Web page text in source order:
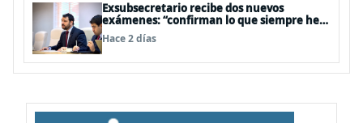
Exsubsecretario recibe dos nuevos
exámenes: “confirman lo que siempre he
dicho que no consumo droga”
Hace 2 días